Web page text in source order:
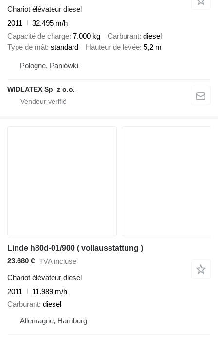
Chariot élévateur diesel
2011
32.495 m/h
Capacité de charge 7.000 kg Carburant diesel
Type de mât standard Hauteur de levée 5,2 m
Pologne, Paniówki
WIDLATEX Sp. z o.o.
Linde h80d-01/900 ( vollausstattung )
23.680 € TVA incluse
Chariot élévateur diesel
2011
11.989 m/h
Carburant diesel
Allemagne, Hamburg